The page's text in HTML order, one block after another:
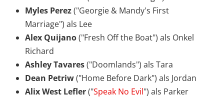
Myles Perez("Georgie & Mandy's First
Marriage") als Lee
Alex Quijano("Fresh Off the Boat") als Onkel
Richard
Ashley Tavares("Doomlands") als Tara
Dean Petriw("Home Before Dark") als Jordan
Alix West Lefler("Speak No Evil") als Parker